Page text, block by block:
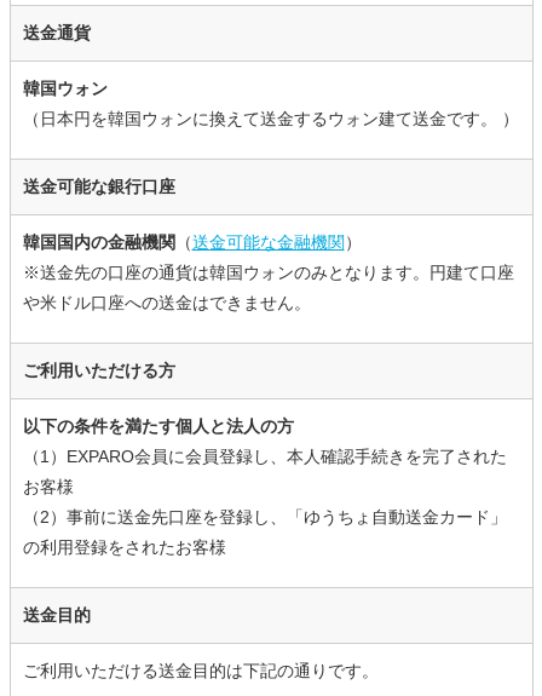
送金通貨
韓国ウォン
（日本円を韓国ウォンに換えて送金するウォン建て送金です。 ）
送金可能な銀行口座
韓国国内の金融機関 （送金可能な金融機関）
※送金先の口座の通貨は韓国ウォンのみとなります。円建て口座
や米ドル口座への送金はできません。
ご利用いただける方
以下の条件を満たす個人と法人の方
（1）EXPARO会員に会員登録し、本人確認手続きを完了された
お客様
（2）事前に送金先口座を登録し、「ゆうちょ自動送金カード」
の利用登録をされたお客様
送金目的
ご利用いただける送金目的は下記の通りです。